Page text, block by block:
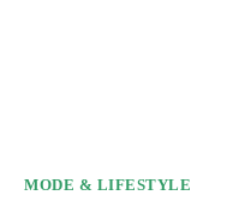
MODE & LIFESTYLE